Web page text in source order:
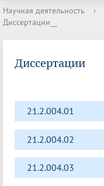
Научная деятельность ›
Диссертации__
Диссертации
21.2.004.01
21.2.004.02
21.2.004.03